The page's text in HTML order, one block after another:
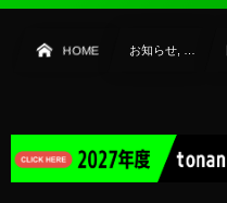
HOME お知らせ, …